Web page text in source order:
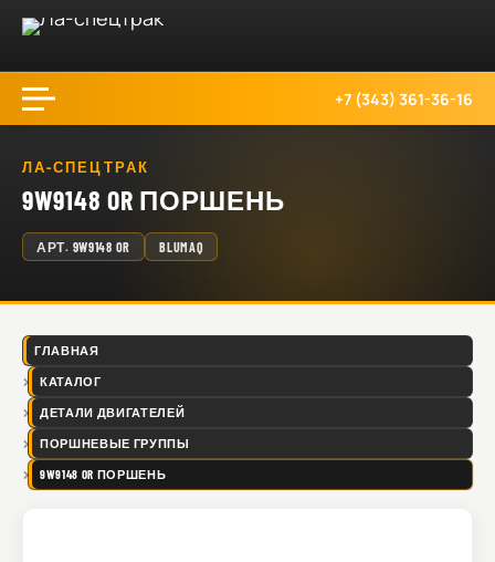
+7 (343) 361-36-16
ЛА-СПЕЦТРАК
9W9148 OR ПОРШЕНЬ
АРТ. 9W9148 OR BLUMAQ
ГЛАВНАЯ
КАТАЛОГ
ДЕТАЛИ ДВИГАТЕЛЕЙ
ПОРШНЕВЫЕ ГРУППЫ
9W9148 OR ПОРШЕНЬ